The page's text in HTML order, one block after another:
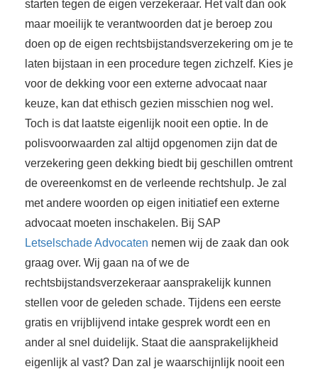
starten tegen de eigen verzekeraar. Het valt dan ook
maar moeilijk te verantwoorden dat je beroep zou
doen op de eigen rechtsbijstandsverzekering om je te
laten bijstaan in een procedure tegen zichzelf. Kies je
voor de dekking voor een externe advocaat naar
keuze, kan dat ethisch gezien misschien nog wel.
Toch is dat laatste eigenlijk nooit een optie. In de
polisvoorwaarden zal altijd opgenomen zijn dat de
verzekering geen dekking biedt bij geschillen omtrent
de overeenkomst en de verleende rechtshulp. Je zal
met andere woorden op eigen initiatief een externe
advocaat moeten inschakelen. Bij SAP
Letselschade Advocaten nemen wij de zaak dan ook
graag over. Wij gaan na of we de
rechtsbijstandsverzekeraar aansprakelijk kunnen
stellen voor de geleden schade. Tijdens een eerste
gratis en vrijblijvend intake gesprek wordt een en
ander al snel duidelijk. Staat die aansprakelijkheid
eigenlijk al vast? Dan zal je waarschijnlijk nooit een